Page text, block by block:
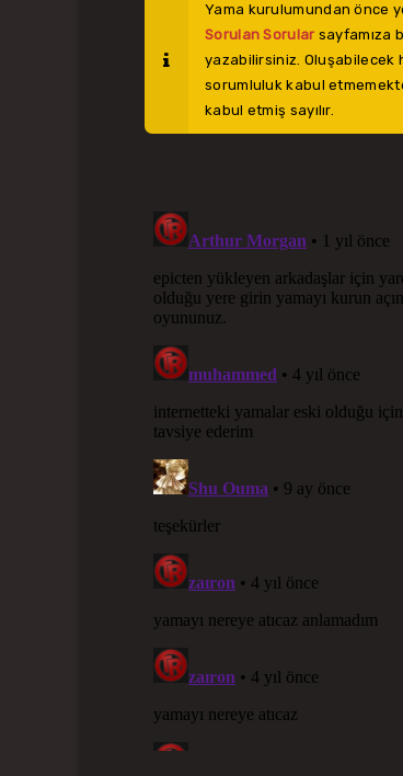
Yama kurulumundan önce
Sorulan Sorular sayfamıza
yazabilirsiniz. Oluşabilecek
sorumluluk kabul
kabul etmiş sayılır.